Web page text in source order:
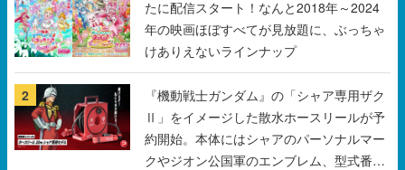
たに配信スタート！なんと2018年～2024
年の映画ほぼすべてが見放題に、ぶっちゃ
けありえないラインナップ
2
『機動戦士ガンダム』の「シャア専用ザク
Ⅱ」をイメージした散水ホースリールが予
約開始。本体にはシャアのパーソナルマー
クやジオン公国軍のエンブレム、型式番号